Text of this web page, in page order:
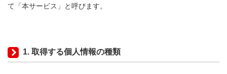
て「本サービス」と呼びます。
1. 取得する個人情報の種類